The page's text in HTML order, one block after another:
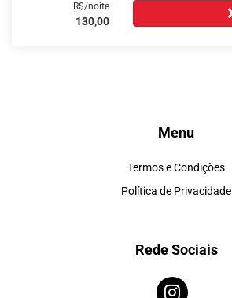
R$/noite
130,00
Menu
Termos e Condições
Política de Privacidade
Rede Sociais